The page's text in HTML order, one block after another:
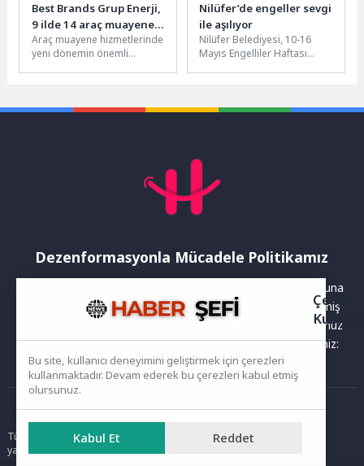
Best Brands Grup Enerji,
9 ilde 14 araç muayene
istasyonunun
işletmesini üstlenecek
Araç muayene hizmetlerinde
yeni dönemin önemli
Nilüfer’de engeller sevgi
ile aşılıyor
Nilüfer Belediyesi, 10-16
Mayıs Engelliler Haftası
Dezenformasyonla Mücadele Politikamız
Yayınlanan haberler doğruluk ilkesi gözetilerek hazırlanır. Buna
rağmen bazı içeriklerde eksik, hatalı veya güncelliğini yitirmiş
bilgiler bulunabilir.Yanlış veya yanıltıcı olduğunu düşündüğünüz
haberleri aşağıdaki iletişim kanallarından bize bildirebilirsiniz:
Ana Sayfa
Tüm hakları saklıdır. Sitede yer alan içerikler izinsiz kopyalanamaz,
yayımlanamaz ve kullanılamaz.
Çerez
Bu site, kullanıcı deneyimini geliştirmek için çerezleri
kullanmaktadır. Devam ederek bu çerezleri kabul etmiş
olursunuz.
Kabul Et Reddet